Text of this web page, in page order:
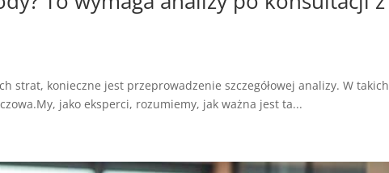
strat, konieczne jest przeprowadzenie szczegółowej analizy. W takich
jako eksperci, rozumiemy, jak ważna jest ta...